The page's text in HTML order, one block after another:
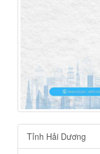
Tỉnh Hải Dương